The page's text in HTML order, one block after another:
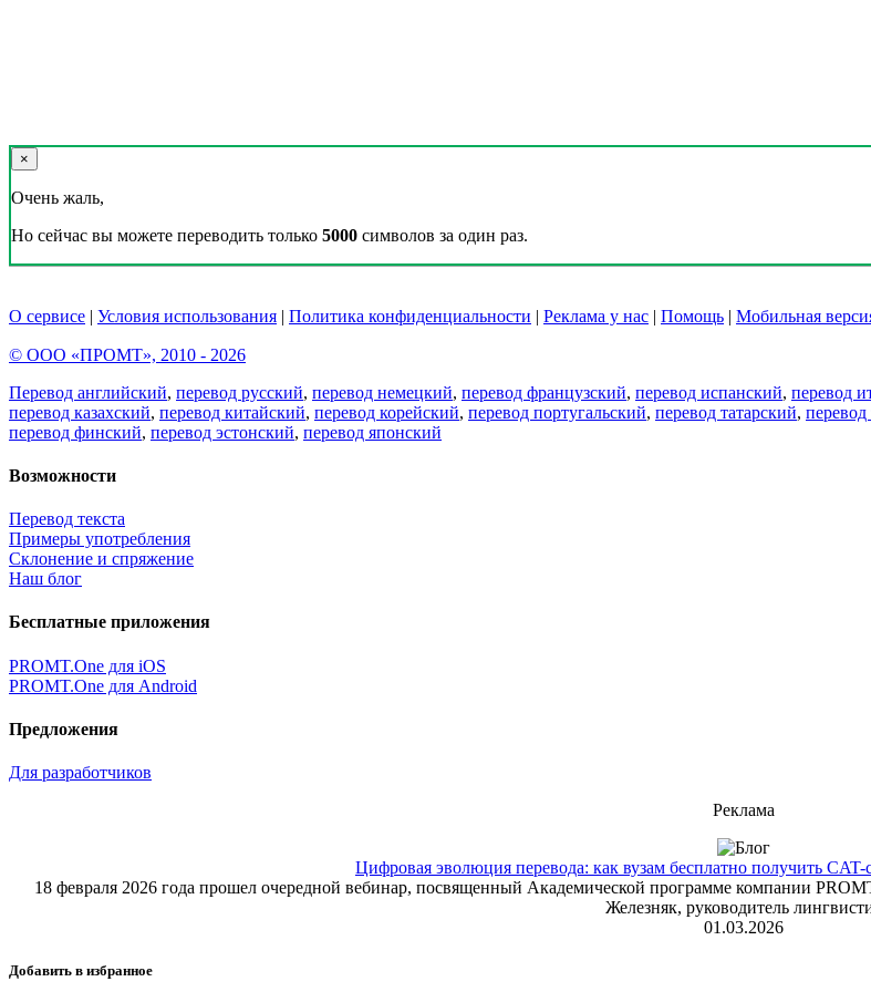
×
Очень жаль,
Но сейчас вы можете переводить только 5000 символов за один раз.
О сервисе | Условия использования | Политика конфиденциальности | Реклама у нас | Помощь | Мобильная
© ООО «ПРОМТ», 2010 - 2026
Перевод английский, перевод русский, перевод немецкий, перевод французский, перевод испанский, перевод
перевод казахский, перевод китайский, перевод корейский, перевод португальский, перевод татарский,
перевод финский, перевод эстонский, перевод японский
Возможности
Перевод текста
Примеры употребления
Склонение и спряжение
Наш блог
Бесплатные приложения
PROMT.One для iOS
PROMT.One для Android
Предложения
Для разработчиков
Реклама
Цифровая эволюция перевода: как вузам бесплатно получить
18 февраля 2026 года прошел очередной вебинар, посвященный Академической программе компании
Железняк, руководитель
01.03.2026
Добавить в избранное